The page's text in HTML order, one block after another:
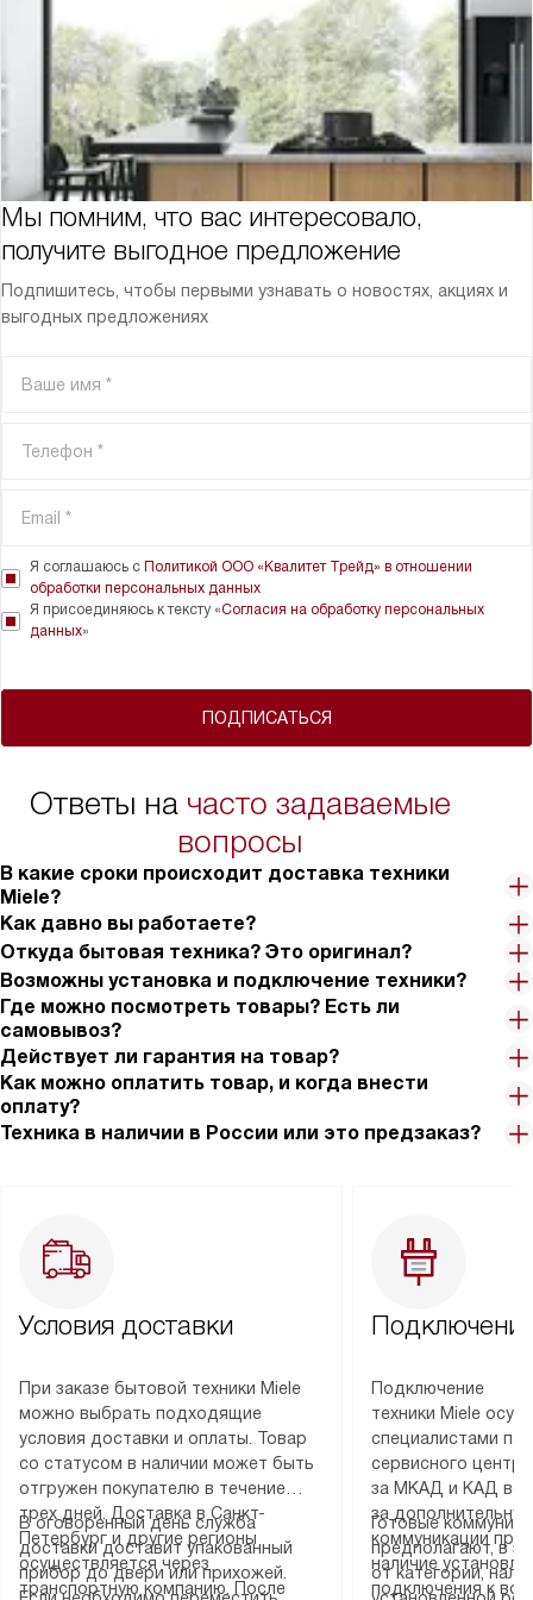
Мы помним, что вас интересовало,
получите выгодное предложение
Подпишитесь, чтобы первыми узнавать о новостях, акциях и
выгодных предложениях
ПОДПИСАТЬСЯ
Я соглашаюсь с Политикой ООО «Квалитет Трейд» в отношении
обработки персональных данных
Я присоединяюсь к тексту «Согласия на обработку персональных
данных»
Ответы на часто задаваемые
вопросы
В какие сроки происходит доставка техники
Miele?
Как давно вы работаете?
Откуда бытовая техника? Это оригинал?
Возможны установка и подключение техники?
Где можно посмотреть товары? Есть ли
самовывоз?
Действует ли гарантия на товар?
Как можно оплатить товар, и когда внести
оплату?
Техника в наличии в России или это предзаказ?
Условия доставки
При заказе бытовой техники Miele
можно выбрать подходящие
условия доставки и оплаты. Товар
со статусом в наличии может быть
отгружен покупателю в течение
трех дней. Доставка в Санкт-
Петербург и другие регионы
осуществляется через
транспортную компанию. После
В оговоренный день служба
доставки доставит упакованный
прибор до двери или прихожей.
Подключение
техники Miele
специалистами
сервисного
за МКАД и КАД
за
коммуникации
наличие
подключения к
Готовые
предполагают, в
от категории,